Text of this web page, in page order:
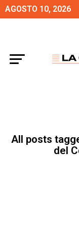
AGOSTO 10, 2026
All posts
del